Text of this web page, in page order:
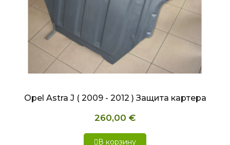
БЫСТРЫЙ ПРОСМОТР
Opel Astra J ( 2009 - 2012 ) Защита картера
260,00 €
В корзину